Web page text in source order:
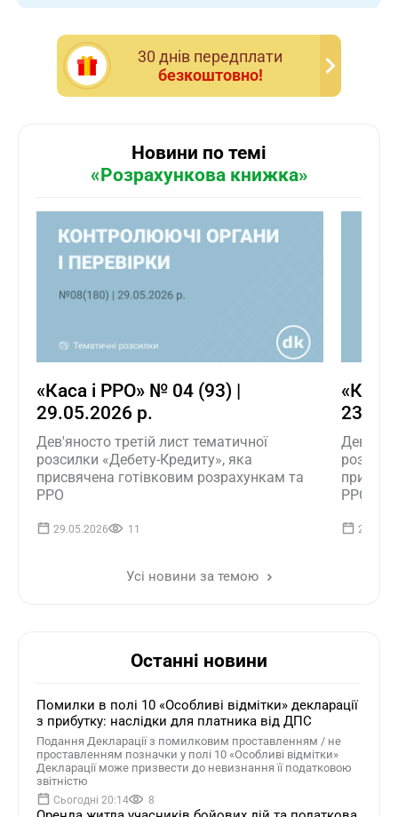
30 днiв передплати
безкоштовно!
Новини по темі
«Розрахункова книжка»
«Каса і РРО» № 04 (93) |
29.05.2026 р.
Дев'яносто третій лист тематичної
розсилки «Дебету-Кредиту», яка
присвячена готівковим розрахункам та
РРО
29.05.2026 11
РРО
Усі новини за темою
Останні новини
Помилки в полі 10 «Особливі відмітки» декларації
з прибутку: наслідки для платника від ДПС
Подання Декларації з помилковим проставленням / не
проставленням позначки у полі 10 «Особливі відмітки»
Декларації може призвести до невизнання її податковою
звітністю
Сьогодні 20:14 8